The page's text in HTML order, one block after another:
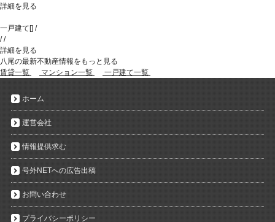
詳細を見る
一戸建て [] /
//
詳細を見る
八尾の最新不動産情報をもっと見る
賃貸一覧
マンション一覧 一戸建て一覧
ホーム
運営会社
情報提供求む
号外NETへの広告出稿
お問い合わせ
プライバシーポリシー